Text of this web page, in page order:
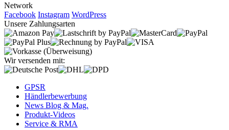
Network
Facebook Instagram WordPress
Unsere Zahlungsarten
Wir versenden mit:
GPSR
Händlerbewerbung
News Blog & Mag.
Produkt-Videos
Service & RMA